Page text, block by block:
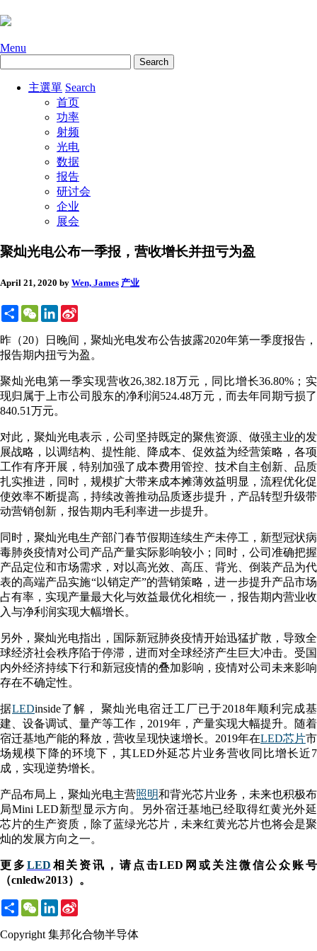
Menu
主選單 Search
首页
功率
射频
光电
数据
报告
研讨会
企业
展会
聚灿光电公布一季报，营收增长并扭亏为盈
April 21, 2020 by Wen, James 产业
ShareWeChatLinkedIn
昨（20）日晚间，聚灿光电发布公告披露2020年第一季度报告，
报告期内扭亏为盈。
聚灿光电第一季实现营收26,382.18万元，同比增长36.80%；实
现归属于上市公司股东的净利润524.48万元，而去年同期亏损了
840.51万元。
对此，聚灿光电表示，公司坚持既定的聚焦资源、做强主业的发
展战略，以调结构、提性能、降成本、促效益为经营策略，各项
工作有序开展，特别加强了成本费用管控、技术自主创新、品质
扎实推进，同时，规模扩大带来成本摊薄效益明显，流程优化促
使效率不断提高，持续改善推动品质逐步提升，产品转型升级带
动营销创新，报告期内毛利率进一步提升。
同时，聚灿光电生产部门春节假期连续生产未停工，新型冠状病
毒肺炎疫情对公司产品产量实际影响较小；同时，公司准确把握
产品定位和市场需求，对以高光效、高压、背光、倒装产品为代
表的高端产品实施“以销定产”的营销策略，进一步提升产品市场
占有率，实现产量最大化与效益最优化相统一，报告期内营业收
入与净利润实现大幅增长。
另外，聚灿光电指出，国际新冠肺炎疫情开始迅猛扩散，导致全
球经济社会秩序陷于停滞，进而对全球经济产生巨大冲击。受国
内外经济持续下行和新冠疫情的叠加影响，疫情对公司未来影响
存在不确定性。
据LEDinside了解， 聚灿光电宿迁工厂已于2018年顺利完成基
建、设备调试、量产等工作，2019年，产量实现大幅提升。随着
宿迁基地产能的释放，营收呈现快速增长。2019年在LED芯片市
场规模下降的环境下，其LED外延芯片业务营收同比增长近7
成，实现逆势增长。
产品布局上，聚灿光电主营照明和背光芯片业务，未来也积极布
局Mini LED新型显示方向。另外宿迁基地已经取得红黄光外延
芯片的生产资质，除了蓝绿光芯片，未来红黄光芯片也将会是聚
灿的发展方向之一。
更多LED 相关资讯，请点击LED网或关注微信公众账号
（cnledw2013）。
ShareWeChatLinkedIn
Copyright 集邦化合物半导体